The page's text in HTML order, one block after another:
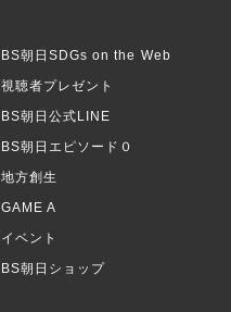
BS朝日SDGs on the Web
視聴者プレゼント
BS朝日公式LINE
BS朝日エピソード０
地方創生
GAME A
イベント
BS朝日ショップ